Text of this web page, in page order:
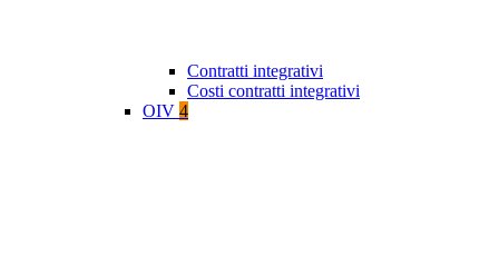
Contratti integrativi
Costi contratti integrativi
OIV 4